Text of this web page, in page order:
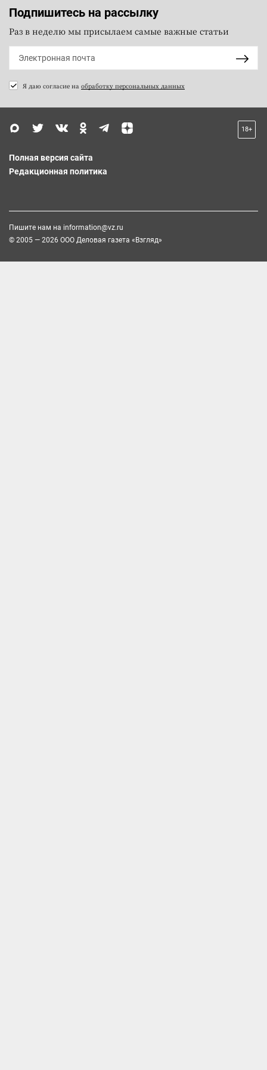
Подпишитесь на рассылку
Раз в неделю мы присылаем самые важные статьи
Я даю согласие на обработку персональных данных
18+
Полная версия сайта
Редакционная политика
Пишите нам на information@vz.ru
© 2005 — 2026 ООО Деловая газета «Взгляд»